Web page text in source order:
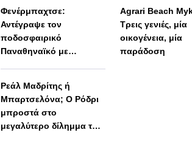
Φενέρμπαχτσε:
Αντέγραψε τον
ποδοσφαιρικό
Παναθηναϊκό με
Ρεάλ Μαδρίτης ή
Μπαρτσελόνα; Ο Ρόδρι
μπροστά στο
μεγαλύτερο δίλημμα της
Agrari Beach
Τρεις γενιές, μία
οικογένεια, μία
παράδοση